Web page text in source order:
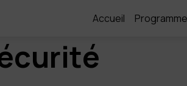
Accueil Programme